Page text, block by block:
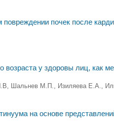
почек после
возраста у здоровы лиц, как
Шальнев М.П., Изиляева Е.А.,
на основе